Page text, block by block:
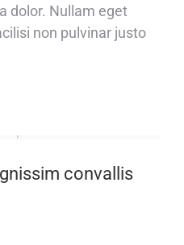
dolor. Nullam eget
non pulvinar justo
convallis